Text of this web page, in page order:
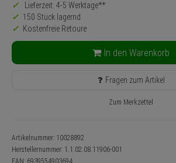
Lieferzeit: 4-5 Werktage**
150 Stück lagernd
Kostenfreie Retoure
In den Warenkorb
Fragen zum Artikel
Zum Merkzettel
Artikelnummer: 10028892
Herstellernummer: 1.1.02.08.11906-001
EAN: 6939554903694